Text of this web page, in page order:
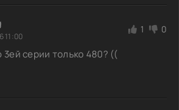
11:00
1 0
3ей серии только 480? ((